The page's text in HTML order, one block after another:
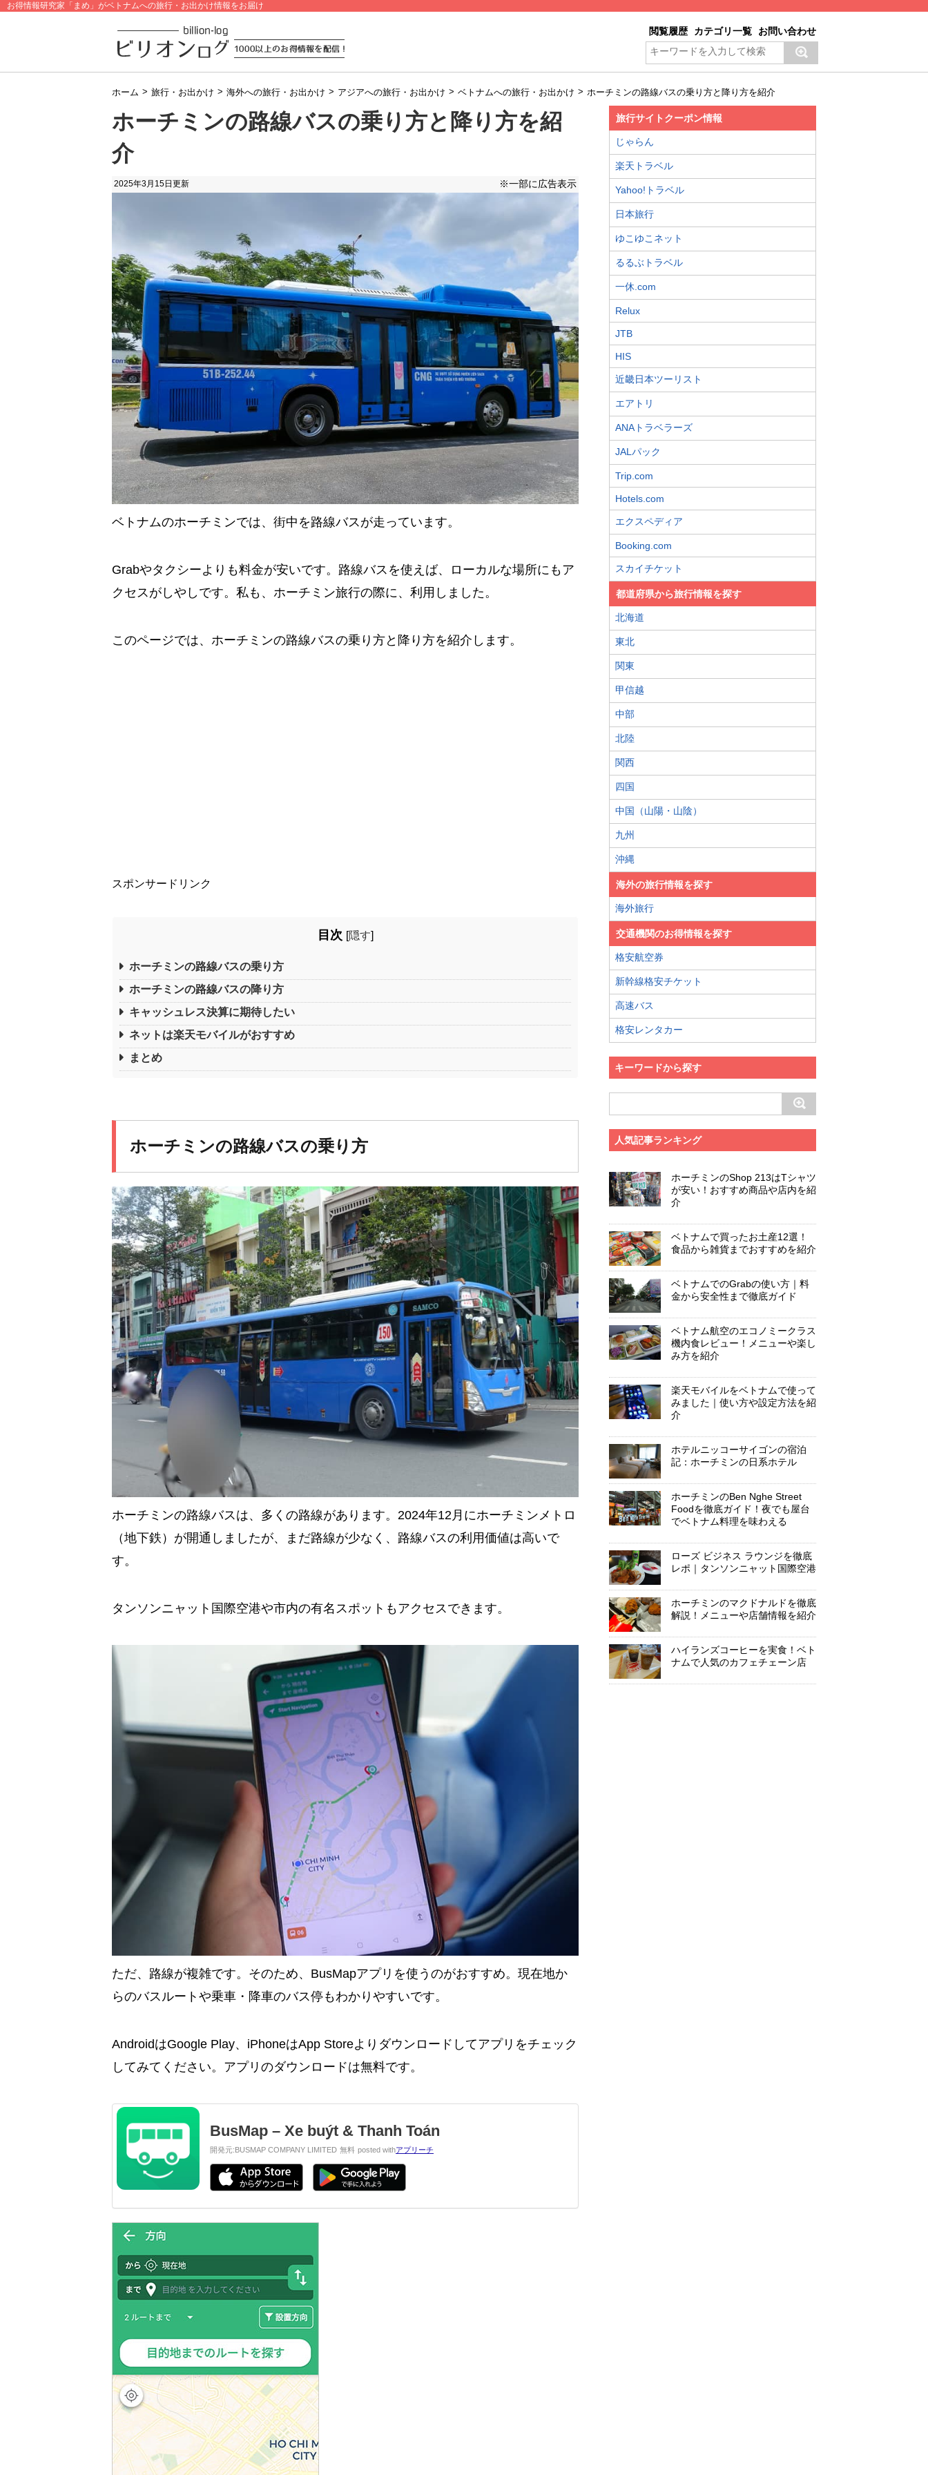
お得情報研究家「まめ」がベトナムへの旅行・お出かけ情報をお届け
閲覧履歴 カテゴリ一覧 お問い合わせ
ホーム > 旅行・お出かけ > 海外への旅行・お出かけ > アジアへの旅行・お出かけ > ベトナムへの旅行・お出かけ > ホーチミンの路線バスの乗り方と降り方を紹介
ホーチミンの路線バスの乗り方と降り方を紹
介
2025年3月15日 更新 ※一部に広告表示
ベトナムのホーチミンでは、街中を路線バスが走っています。
Grabやタクシーよりも料金が安いです。路線バスを使えば、ローカルな場所にもア
クセスがしやしです。私も、ホーチミン旅行の際に、利用しました。
このページでは、ホーチミンの路線バスの乗り方と降り方を紹介します。
スポンサードリンク
目次 [隠す]
ホーチミンの路線バスの乗り方
ホーチミンの路線バスの降り方
キャッシュレス決算に期待したい
ネットは楽天モバイルがおすすめ
まとめ
ホーチミンの路線バスの乗り方
ホーチミンの路線バスは、多くの路線があります。2024年12月にホーチミンメトロ
（地下鉄）が開通しましたが、まだ路線が少なく、路線バスの利用価値は高いで
す。
タンソンニャット国際空港や市内の有名スポットもアクセスできます。
ただ、路線が複雑です。そのため、BusMapアプリを使うのがおすすめ。現在地か
らのバスルートや乗車・降車のバス停もわかりやすいです。
AndroidはGoogle Play、iPhoneはApp Storeよりダウンロードしてアプリをチェック
してみてください。アプリのダウンロードは無料です。
BusMap – Xe buýt & Thanh Toán
開発元: BUSMAP COMPANY LIMITED 無料 posted withアプリーチ
旅行サイトクーポン情報
じゃらん
楽天トラベル
Yahoo!トラベル
日本旅行
ゆこゆこネット
るるぶトラベル
一休.com
Relux
JTB
HIS
近畿日本ツーリスト
エアトリ
ANAトラベラーズ
JALパック
Trip.com
Hotels.com
エクスペディア
Booking.com
スカイチケット
都道府県から旅行情報を探す
北海道
東北
関東
甲信越
中部
北陸
関西
四国
中国（山陽・山陰）
九州
沖縄
海外の旅行情報を探す
海外旅行
交通機関のお得情報を探す
格安航空券
新幹線格安チケット
高速バス
格安レンタカー
キーワードから探す
人気記事ランキング
ホーチミンのShop 213はTシャツ
が安い！おすすめ商品や店内を紹
介
ベトナムで買ったお土産12選！
食品から雑貨までおすすめを紹介
ベトナムでのGrabの使い方｜料
金から安全性まで徹底ガイド
ベトナム航空のエコノミークラス
機内食レビュー！メニューや楽し
み方を紹介
楽天モバイルをベトナムで使って
みました｜使い方や設定方法を紹
介
ホテルニッコーサイゴンの宿泊
記：ホーチミンの日系ホテル
ホーチミンのBen Nghe Street
Foodを徹底ガイド！夜でも屋台
でベトナム料理を味わえる
ローズ ビジネス ラウンジを徹底
レポ｜タンソンニャット国際空港
ホーチミンのマクドナルドを徹底
解説！メニューや店舗情報を紹介
ハイランズコーヒーを実食！ベト
ナムで人気のカフェチェーン店